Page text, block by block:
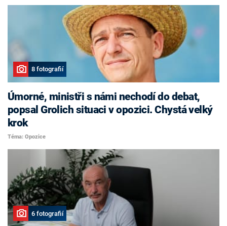
8 fotografií
Úmorné, ministři s námi nechodí do debat,
popsal Grolich situaci v opozici. Chystá velký
krok
Téma: Opozice
6 fotografií